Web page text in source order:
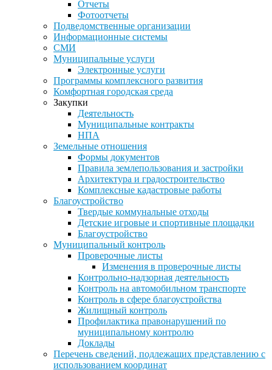
Отчеты
Фотоотчеты
Подведомственные организации
Информационные системы
СМИ
Муниципальные услуги
Электронные услуги
Программы комплексного развития
Комфортная городская среда
Закупки
Деятельность
Муниципальные контракты
НПА
Земельные отношения
Формы документов
Правила землепользования и застройки
Архитектура и градостроительство
Комплексные кадастровые работы
Благоустройство
Твердые коммунальные отходы
Детские игровые и спортивные площадки
Благоустройство
Муниципальный контроль
Проверочные листы
Изменения в проверочные листы
Контрольно-надзорная деятельность
Контроль на автомобильном транспорте
Контроль в сфере благоустройства
Жилищный контроль
Профилактика правонарушений по
муниципальному контролю
Доклады
Перечень сведений, подлежащих представлению с
использованием координат